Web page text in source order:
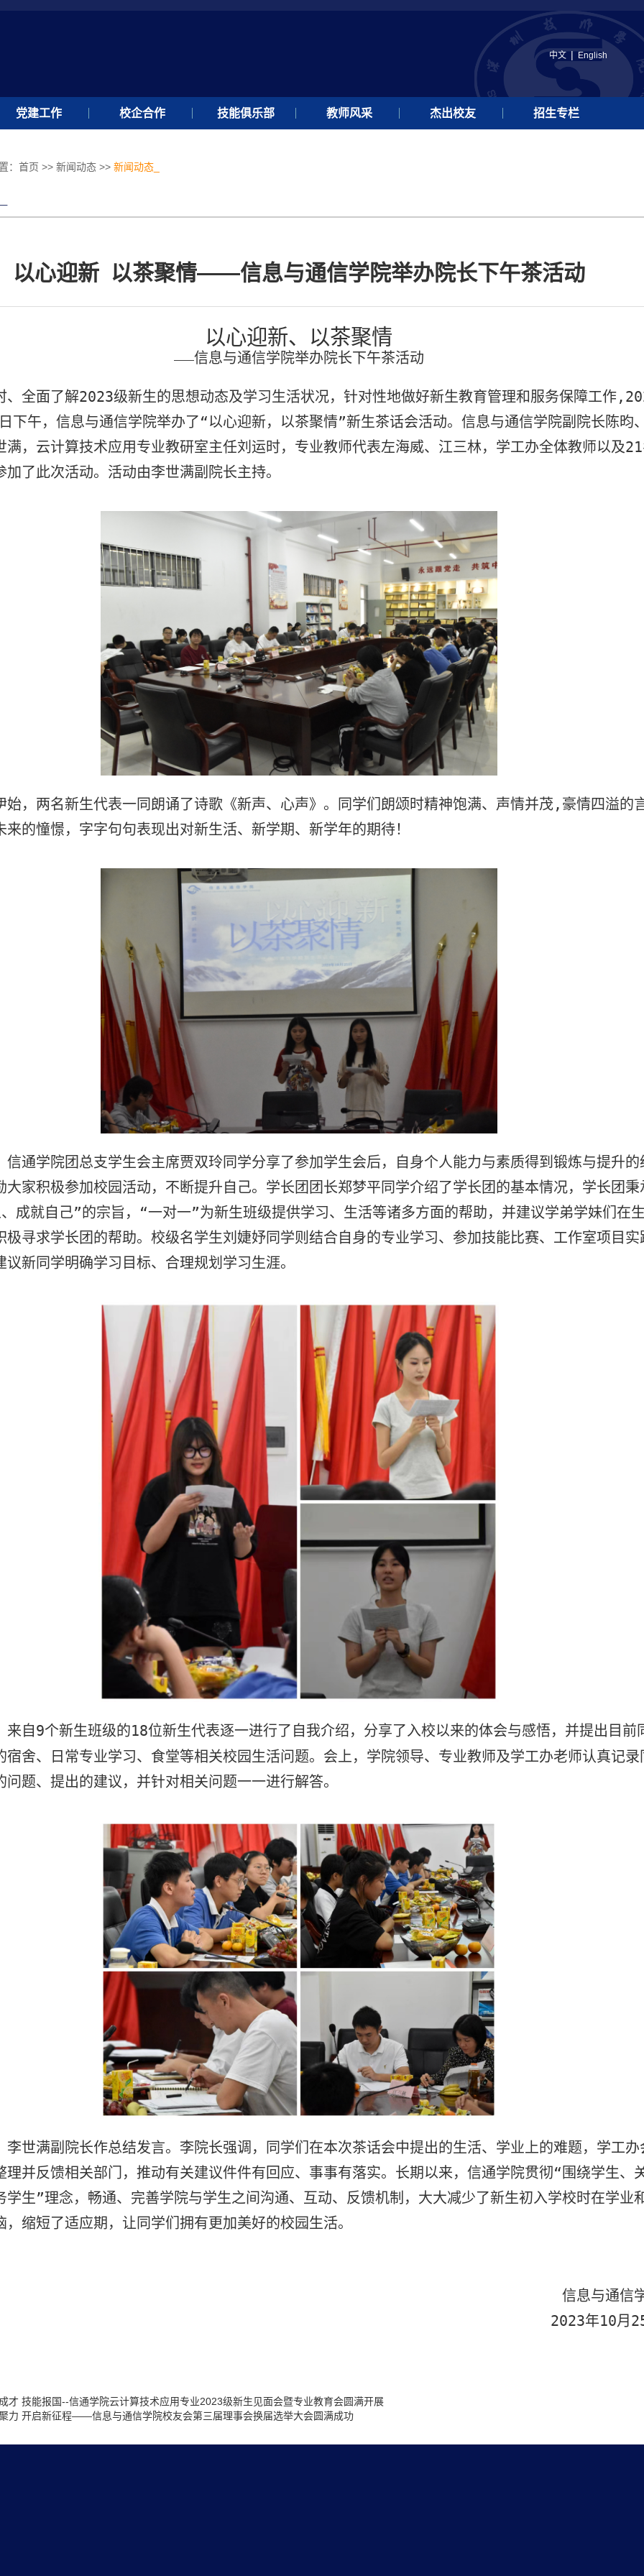
中文 | English
党建工作 校企合作 技能俱乐部 教师风采 杰出校友 招生专栏
： 首页 >> 新闻动态>> 新闻动态_
以心迎新 以茶聚情——信息与通信学院举办院长下午茶活动
以心迎新、以茶聚情
——信息与通信学院举办院长下午茶活动
、全面了解2023级新生的思想动态及学习生活状况，针对性地做好新生教育管理和服务保障工作
日下午，信息与通信学院举办了“以心迎新，以茶聚情”新生茶话会活动。信息与通信学院副院长陈昀
满，云计算技术应用专业教研室主任刘运时，专业教师代表左海威、江三林，学工办全体教师以及21
加了此次活动。活动由李世满副院长主持。
始，两名新生代表一同朗诵了诗歌《新声、心声》。同学们朗颂时精神饱满、声情并茂, 豪情四溢的
来的憧憬，字字句句表现出对新生活、新学期、新学年的期待！
信通学院团总支学生会主席贾双玲同学分享了参加学生会后，自身个人能力与素质得到锻炼与提升的
大家积极参加校园活动，不断提升自己。学长团团长郑梦平同学介绍了学长团的基本情况，学长团秉
成就自己”的宗旨，“一对一”为新生班级提供学习、生活等诸多方面的帮助，并建议学弟学妹们在
极寻求学长团的帮助。校级名学生刘婕妤同学则结合自身的专业学习、参加技能比赛、工作室项目实
议新同学明确学习目标、合理规划学习生涯。
来自9个新生班级的18位新生代表逐一进行了自我介绍，分享了入校以来的体会与感悟，并提出目前
宿舍、日常专业学习、食堂等相关校园生活问题。 会上， 学院领导、专业教师及学工办老师认真记录
问题、提出的建议 ， 并针对相关问题一一进行解答。
李世满副院长作总结发言。李院长强调，同学们在本次茶话会中提出的生活、学业上的难题，学工办
理并反馈相关部门 ，推动有关建议件件有回应、 事事有落实。 长期以来，信通学院贯彻“围绕学生、
学生”理念，畅通、完善学院与学生之间沟通、互动、反馈机制 ，大大减少了新生初入学校时在学业
，缩短了适应期，让 同学们拥有更加美好的校园生活。
信息与通信
2023年10月
才 技能报国--信通学院云计算技术应用专业2023级新生见面会暨专业教育会圆满开展
力 开启新征程——信息与通信学院校友会第三届理事会换届选举大会圆满成功